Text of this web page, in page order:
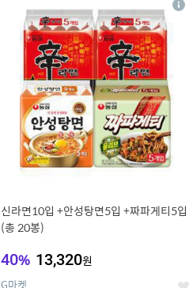
신라면10입 +안성탕면5입 +짜파게티5입
(총 20봉)
40% 13,320원
G마켓
상